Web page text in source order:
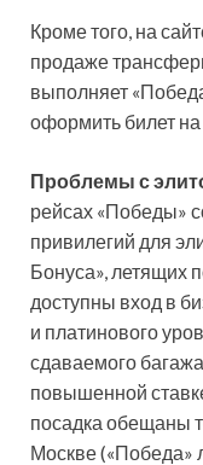
Кроме того, на
продаже
выполняет
оформить билет
Проблемы с
рейсах «Победы»
привилегий для
Бонуса», летящих
доступны вход в
и платинового
сдаваемого
повышенной
посадка обещаны
Москве («Победа»